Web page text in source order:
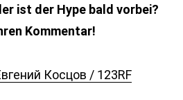
ist der Hype bald vorbei?
Kommentar!
Косцов / 123RF